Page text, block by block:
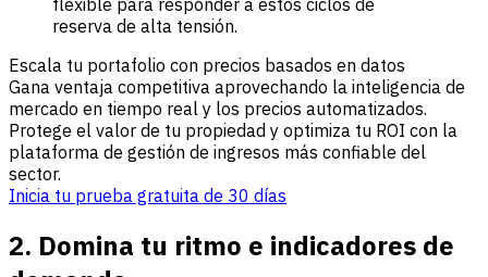
reserva de alta tensión.
Escala tu portafolio con precios basados en datos
Gana ventaja competitiva aprovechando la inteligencia de
mercado en tiempo real y los precios automatizados.
Protege el valor de tu propiedad y optimiza tu ROI con la
plataforma de gestión de ingresos más confiable del
sector.
Inicia tu prueba gratuita de 30 días
2. Domina tu ritmo e indicadores de